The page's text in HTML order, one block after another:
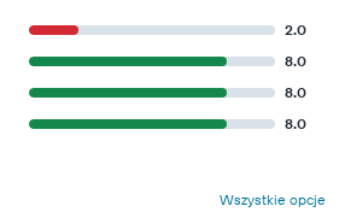
2.0
8.0
8.0
8.0
Wszystkie opcje